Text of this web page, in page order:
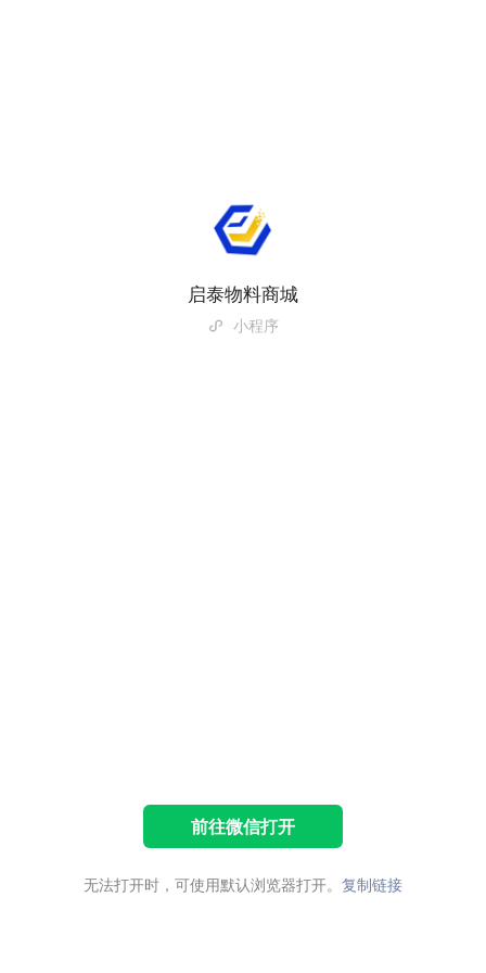
启泰物料商城
小程序
前往微信打开
无法打开时，可使用默认浏览器打开。 复制链接